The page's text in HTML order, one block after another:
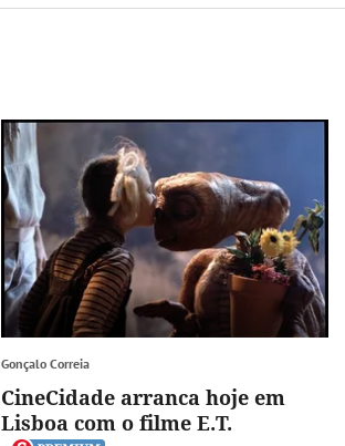
Gonçalo Correia
CineCidade arranca hoje em
Lisboa com o filme E.T.